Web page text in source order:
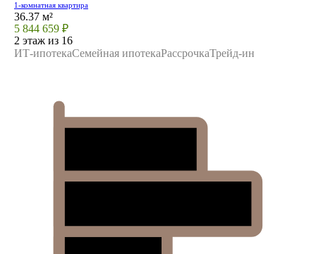
1-комнатная квартира
36.37 м²
5 844 659 ₽
2 этаж из 16
ИТ-ипотекаСемейная ипотекаРассрочкаТрейд-ин